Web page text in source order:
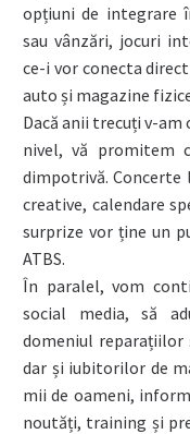
opțiuni de integrare
sau vânzări, jocuri
ce-i vor conecta
auto și magazine
Dacă anii trecuți v-
nivel, vă promitem
dimpotrivă. Concerte
creative, calendare
surprize vor ține un
ATBS.
În paralel, vom
social media, să
domeniul
dar și iubitorilor de
mii de oameni,
noutăți, training și